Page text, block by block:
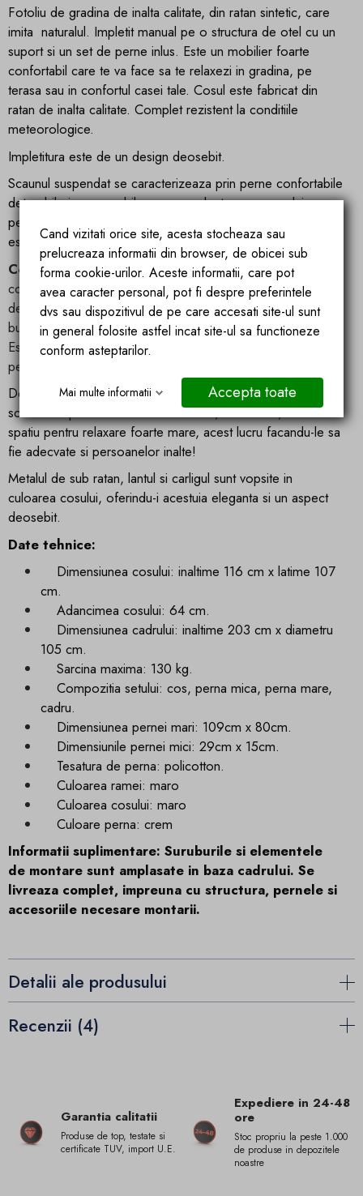
Fotoliu de gradina de inalta calitate, din ratan sintetic, care
imita naturalul. Impletit manual pe o structura de otel cu un
suport si un set de perne inlus. Este un mobilier foarte
confortabil care te va face sa te relaxezi in gradina, pe
terasa sau in confortul casei tale. Cosul este fabricat din
ratan de inalta calitate. Complet rezistent la conditiile
meteorologice.
Impletitura este de un design deosebit.
Scaunul suspendat se caracterizeaza prin perne confortabile
detasabile impermeabile care se adapteaza scaunului,
perna suplimentara pentru zona capului, asamblare usoara,
este unic si perfect pentru fiecare casa sau gradina.
Confort maxim: Scaunul agățat California Brown este
conceput pentru a oferi un nivel înalt de confort. Dispune
de perne moi, ceea ce vă permite să vă relaxați și să vă
bucurați de momente de odihnă într-o poziție comodă.
Este perfect pentru relaxare, citit, meditație sau pur și simplu
pentru a vă bucura de timpul liber.
De asemenea, unul dintre cele mai mari avantaje al acestor
scaune suspendate este dimensiunea, Sunt inalte, ofera
spatiu pentru relaxare foarte mare, acest lucru facandu-le sa
fie adecvate si persoanelor inalte!
Metalul de sub ratan, lantul si carligul sunt vopsite in
culoarea cosului, oferindu-i acestuia eleganta si un aspect
deosebit.
Date tehnice:
Dimensiunea cosului: inaltime 116 cm x latime 107
cm.
Adancimea cosului: 64 cm.
Dimensiunea cadrului: inaltime 203 cm x diametru
105 cm.
Sarcina maxima: 130 kg.
Compozitia setului: cos, perna mica, perna mare,
cadru.
Dimensiunea pernei mari: 109cm x 80cm.
Dimensiunile pernei mici: 29cm x 15cm.
Tesatura de perna: policotton.
Culoarea ramei: maro
Culoarea cosului: maro
Culoare perna: crem
Informatii suplimentare: Suruburile si elementele
de montare sunt amplasate in baza cadrului. Se
livreaza complet, impreuna cu structura, pernele si
accesoriile necesare montarii.
Detalii ale produsului
Recenzii (4)
Garantia calitatii
Produse de top, testate si
certificate TUV, import U.E.
Expediere in 24-48
ore
Stoc propriu la peste 1.000
de produse in depozitele
noastre
Cand vizitati orice site, acesta stocheaza sau
prelucreaza informatii din browser, de obicei sub
forma cookie-urilor. Aceste informatii, care pot
avea caracter personal, pot fi despre preferintele
dvs sau dispozitivul de pe care accesati site-ul sunt
in general folosite astfel incat site-ul sa functioneze
conform asteptarilor.
Mai multe informatii Accepta toate